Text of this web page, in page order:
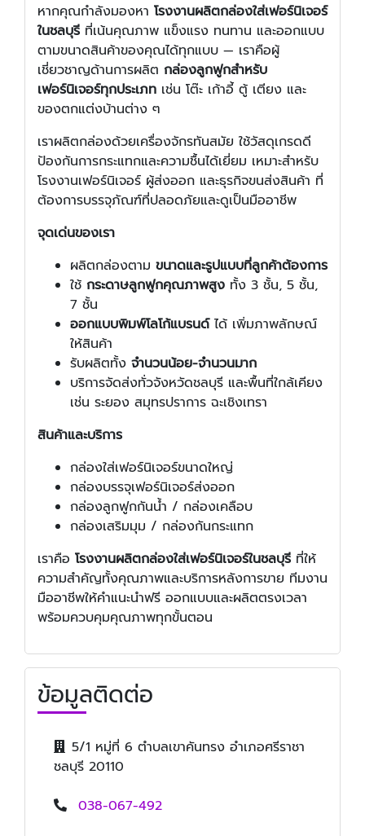
หากคุณกำลังมองหา โรงงานผลิตกล่องใส่เฟอร์นิเจอร์
ในชลบุรี ที่เน้นคุณภาพ แข็งแรง ทนทาน และออกแบบ
ตามขนาดสินค้าของคุณได้ทุกแบบ — เราคือผู้
เชี่ยวชาญด้านการผลิต กล่องลูกฟูกสำหรับ
เฟอร์นิเจอร์ทุกประเภท เช่น โต๊ะ เก้าอี้ ตู้ เตียง และ
ของตกแต่งบ้านต่าง ๆ
เราผลิตกล่องด้วยเครื่องจักรทันสมัย ใช้วัสดุเกรดดี
ป้องกันการกระแทกและความชื้นได้เยี่ยม เหมาะสำหรับ
โรงงานเฟอร์นิเจอร์ ผู้ส่งออก และธุรกิจขนส่งสินค้า ที่
ต้องการบรรจุภัณฑ์ที่ปลอดภัยและดูเป็นมืออาชีพ
จุดเด่นของเรา
ผลิตกล่องตาม ขนาดและรูปแบบที่ลูกค้าต้องการ
ใช้ กระดาษลูกฟูกคุณภาพสูง ทั้ง 3 ชั้น, 5 ชั้น,
7 ชั้น
ออกแบบพิมพ์โลโก้แบรนด์ได้ เพิ่มภาพลักษณ์
ให้สินค้า
รับผลิตทั้ง จำนวนน้อย-จำนวนมาก
บริการจัดส่งทั่วจังหวัดชลบุรี และพื้นที่ใกล้เคียง
เช่น ระยอง สมุทรปราการ ฉะเชิงเทรา
สินค้าและบริการ
กล่องใส่เฟอร์นิเจอร์ขนาดใหญ่
กล่องบรรจุเฟอร์นิเจอร์ส่งออก
กล่องลูกฟูกกันน้ำ / กล่องเคลือบ
กล่องเสริมมุม / กล่องกันกระแทก
เราคือ โรงงานผลิตกล่องใส่เฟอร์นิเจอร์ในชลบุรี ที่ให้
ความสำคัญทั้งคุณภาพและบริการหลังการขาย ทีมงาน
มืออาชีพให้คำแนะนำฟรี ออกแบบและผลิตตรงเวลา
พร้อมควบคุมคุณภาพทุกขั้นตอน
ข้อมูลติดต่อ
5/1 หมู่ที่ 6 ตำบลเขาคันทรง อำเภอศรีราชา
ชลบุรี 20110
038-067-492